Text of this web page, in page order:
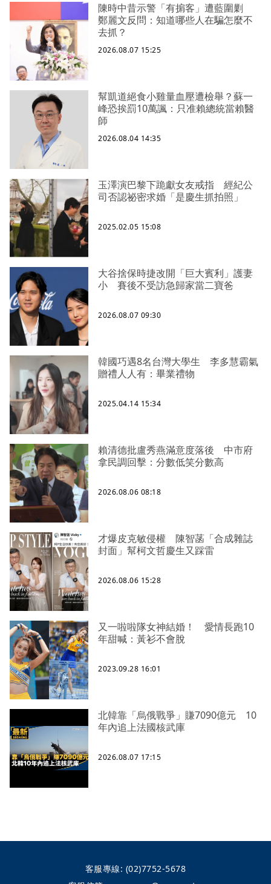
陳時中昔示警「有掮客」遭藍圍剿
鄭麗文反問：知道哪些人在騙怎麼不
去抓？
2026.08.07 15:25
幫凱道絕食小雞量血壓遭檢舉？蘇一
峰恐挨罰10萬諷：只准賴總統當賴醫
師
2026.08.04 14:35
玉澤演巴黎下跪獻女友戒指 經紀公
司否認祕密求婚「是慶生抓拍照」
2025.02.05 15:08
大谷捨保時捷改開「巨大賓利」護妻
小 賽後不受訪急歸家當二寶爸
2026.08.07 09:30
韓國巧遇8名台灣大學生 李多慧霸氣
贈禮人人有：畢業禮物
2025.04.14 15:34
賴清德批盧秀燕滿意度落後 中市府
拿民調回擊：分數低笑分數高
2026.08.06 08:18
才爆皮克敏侵權 陳智菡「合成雜誌
封面」幫柯文哲慶生又踩雷
2026.08.06 15:28
又一啦啦隊女神結婚！ 愛情長跑10
年甜喊：黃衫不會脫
2023.09.28 16:01
北韓靠「烏俄戰爭」賺7090億元 10
年內追上法國核武庫
2026.08.07 17:15
客服專線: (02)7752-5678